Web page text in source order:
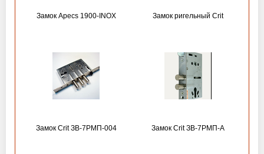
Замок Apecs 1900-INOX Замок ригельный Crit
Замок Crit ЗВ-7РМП-004 Замок Crit ЗВ-7РМП-А